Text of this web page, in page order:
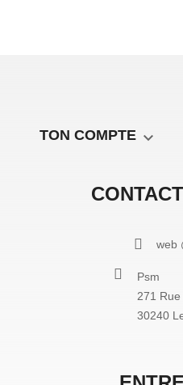
web
Psm
271
30240
TON COMPTE 